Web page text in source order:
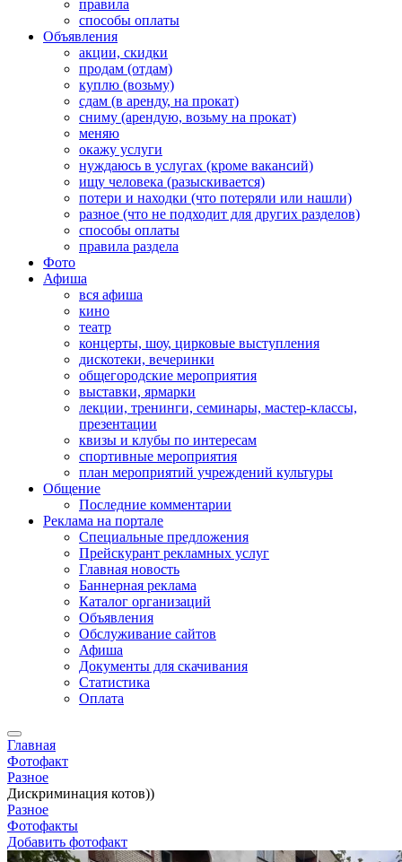
правила
способы оплаты
Объявления
акции, скидки
продам (отдам)
куплю (возьму)
сдам (в аренду, на прокат)
сниму (арендую, возьму на прокат)
меняю
окажу услуги
нуждаюсь в услугах (кроме вакансий)
ищу человека (разыскивается)
потери и находки (что потеряли или нашли)
разное (что не подходит для других разделов)
способы оплаты
правила раздела
Фото
Афиша
вся афиша
кино
театр
концерты, шоу, цирковые выступления
дискотеки, вечеринки
общегородские мероприятия
выставки, ярмарки
лекции, тренинги, семинары, мастер-классы,
презентации
квизы и клубы по интересам
спортивные мероприятия
план мероприятий учреждений культуры
Общение
Последние комментарии
Реклама на портале
Специальные предложения
Прейскурант рекламных услуг
Главная новость
Баннерная реклама
Каталог организаций
Объявления
Обслуживание сайтов
Афиша
Документы для скачивания
Статистика
Оплата
Главная
Фотофакт
Разное
Дискриминация котов))
Разное
Фотофакты
Добавить фотофакт